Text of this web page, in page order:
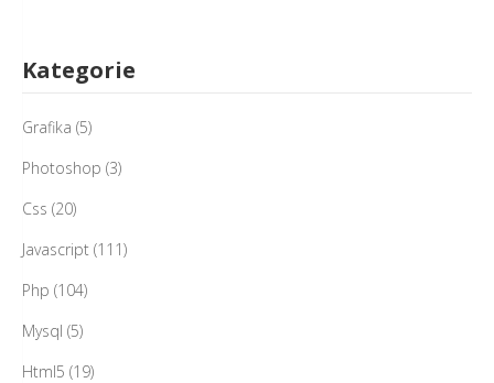
Kategorie
Grafika (5)
Photoshop (3)
Css (20)
Javascript (111)
Php (104)
Mysql (5)
Html5 (19)